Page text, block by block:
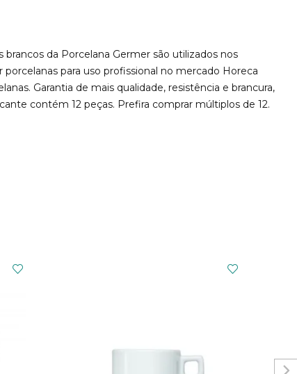
da Porcelana Germer são utilizados nos
para uso profissional no mercado Horeca
Garantia de mais qualidade, resistência e brancura,
contém 12 peças. Prefira comprar múltiplos de 12.